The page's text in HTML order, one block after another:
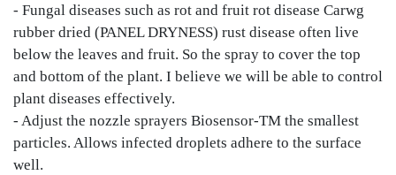
- Fungal diseases such as rot and fruit rot disease Carwg
rubber dried (PANEL DRYNESS) rust disease often live
below the leaves and fruit. So the spray to cover the top
and bottom of the plant. I believe we will be able to control
plant diseases effectively.
- Adjust the nozzle sprayers Biosensor-TM the smallest
particles. Allows infected droplets adhere to the surface
well.